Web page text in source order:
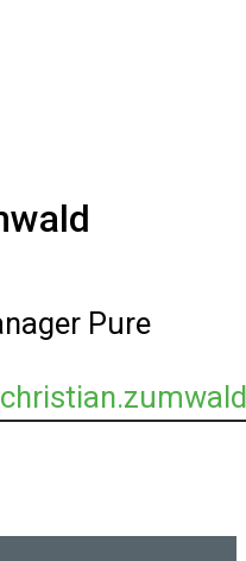
Pure